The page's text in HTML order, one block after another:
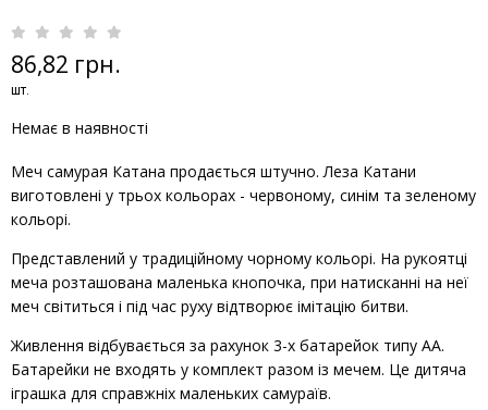
86,82 грн.
шт.
Немає в наявності
Меч самурая Катана продається штучно. Леза Катани
виготовлені у трьох кольорах - червоному, синім та зеленому
кольорі.
Представлений у традиційному чорному кольорі. На рукоятці
меча розташована маленька кнопочка, при натисканні на неї
меч світиться і під час руху відтворює імітацію битви.
Живлення відбувається за рахунок 3-х батарейок типу АА.
Батарейки не входять у комплект разом із мечем. Це дитяча
іграшка для справжніх маленьких самураїв.